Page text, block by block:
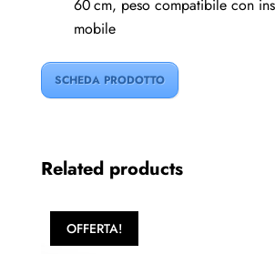
60 cm, peso compatibile con
mobile
SCHEDA PRODOTTO
Related products
OFFERTA!